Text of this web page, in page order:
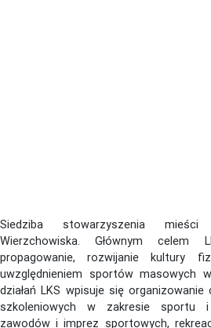
Siedziba stowarzyszenia
Wierzchowiska. Głównym celem
propagowanie, rozwijanie kultury
uwzględnieniem sportów masowych
działań LKS wpisuje się
szkoleniowych w zakresie sportu i
zawodów i imprez sportowych,